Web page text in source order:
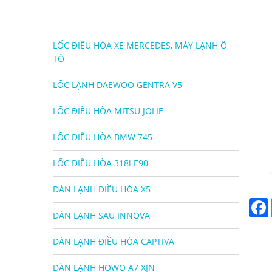
LỐC ĐIỀU HÒA XE MERCEDES, MÁY LẠNH Ô
TÔ
LỐC LẠNH DAEWOO GENTRA V5
LỐC ĐIỀU HÒA MITSU JOLIE
LỐC ĐIỀU HÒA BMW 745
LỐC ĐIỀU HÒA 318i E90
DÀN LẠNH ĐIỀU HÒA X5
DÀN LẠNH SAU INNOVA
DÀN LẠNH ĐIỀU HÒA CAPTIVA
DÀN LẠNH HOWO A7 XỊN
F